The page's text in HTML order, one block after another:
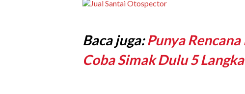
Baca juga:Punya
Coba Simak Dulu 5